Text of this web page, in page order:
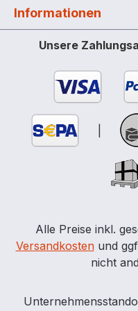
Informationen
Unsere
Alle Preise inkl.
Versandkostenund
nicht